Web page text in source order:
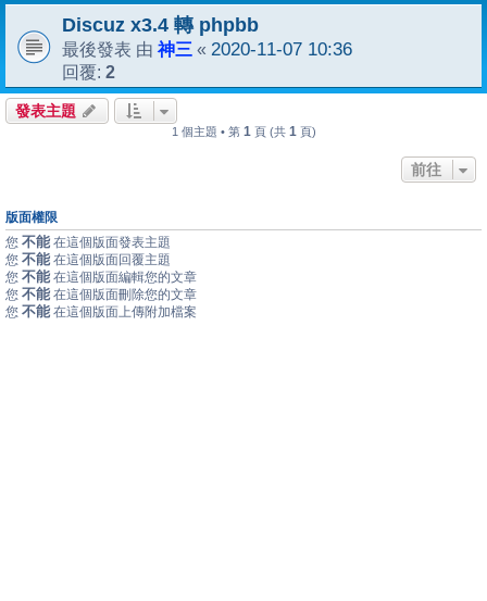
Discuz x3.4 轉 phpbb
最後發表 由 神三 « 2020-11-07 10:36
回覆: 2
發表主題
1 個主題 • 第 1 頁 (共 1 頁)
前往
版面權限
您 不能 在這個版面發表主題
您 不能 在這個版面回覆主題
您 不能 在這個版面編輯您的文章
您 不能 在這個版面刪除您的文章
您 不能 在這個版面上傳附加檔案